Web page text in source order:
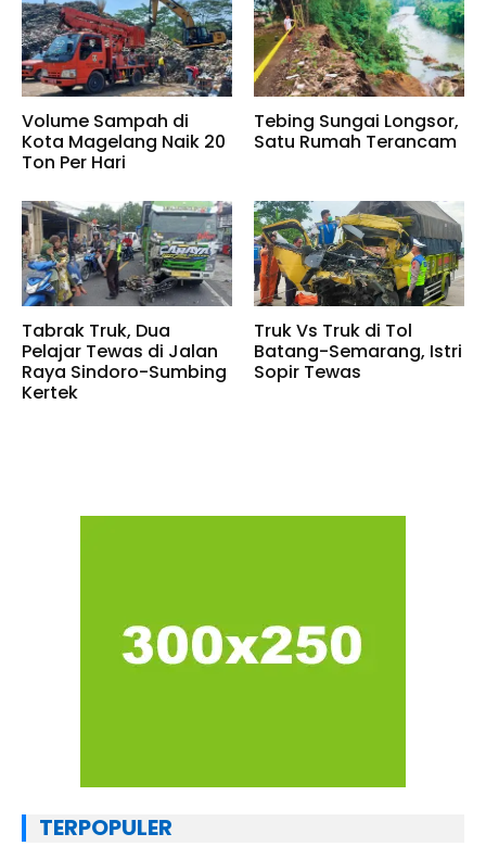
Volume Sampah di
Kota Magelang Naik 20
Ton Per Hari
Tebing Sungai Longsor,
Satu Rumah Terancam
Tabrak Truk, Dua
Pelajar Tewas di Jalan
Raya Sindoro-Sumbing
Kertek
Truk Vs Truk di Tol
Batang-Semarang, Istri
Sopir Tewas
TERPOPULER